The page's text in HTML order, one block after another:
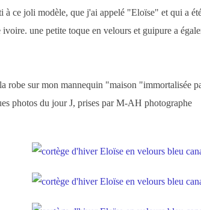
à ce joli modèle, que j'ai appelé "Eloïse" et qui a
ivoire. une petite toque en velours et guipure a
robe sur mon mannequin "maison "immortalisée
photos du jour J, prises par M-AH photographe